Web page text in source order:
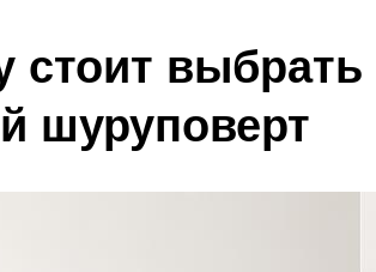
стоит выбрать
шуруповерт